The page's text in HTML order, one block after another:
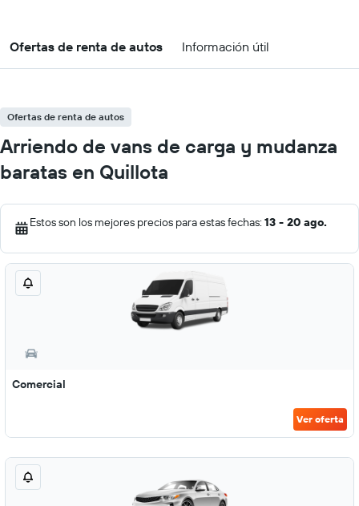
Ofertas de renta de autos Información útil
Ofertas de renta de autos
Arriendo de vans de carga y mudanza
baratas en Quillota
Estos son los mejores precios para estas fechas: 13 - 20 ago.
Comercial
Ver oferta